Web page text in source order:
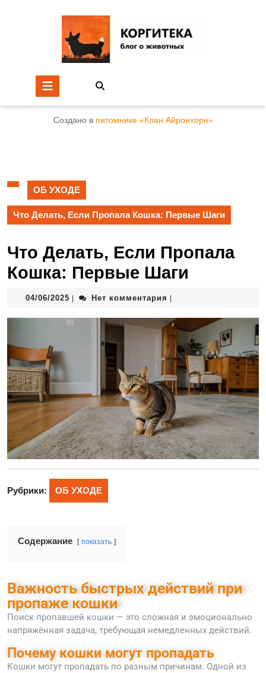
Создано в питомнике «Клан Айронхорн»
ОБ УХОДЕ
Что Делать, Если Пропала Кошка: Первые Шаги
Что Делать, Если Пропала
Кошка: Первые Шаги
04/06/2025 Нет комментария
Рубрики: ОБ УХОДЕ
Содержание показать
Важность быстрых действий при
пропаже кошки
Поиск пропавшей кошки — это сложная и эмоционально
напряжённая задача, требующая немедленных действий.
Почему кошки могут пропадать
Кошки могут пропадать по разным причинам. Одной из